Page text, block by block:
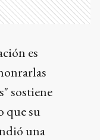
es
sostiene
que su
una